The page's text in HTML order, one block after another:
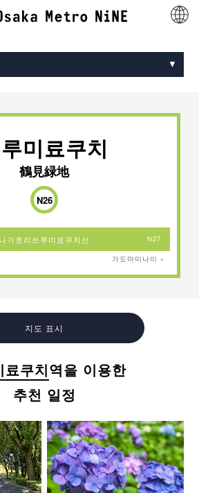
미료쿠치
鶴見緑地
N26
나가호리쓰루미료쿠치선 N27
가도마미나미 »
지도 표시
료쿠치역을 이용한
추천 일정